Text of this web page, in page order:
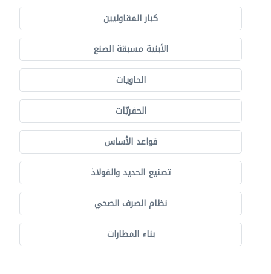
كبار المقاوليين
الأبنية مسبقة الصنع
الحاويات
الحفريّات
قواعد الأساس
تصنيع الحديد والفولاذ
نظام الصرف الصحي
بناء المطارات